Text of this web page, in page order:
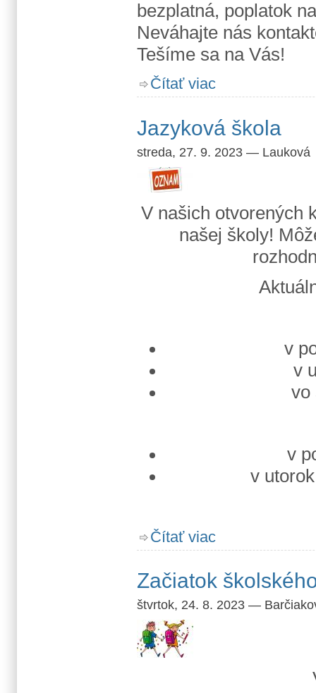
bezplatná, poplatok
Neváhajte nás
Tešíme sa na Vás!
Čítať viac
Jazyková škola
streda, 27. 9. 2023 — Lauková
V našich otvorených
našej školy!
v
v
vo
v
v
Čítať viac
Začiatok
štvrtok, 24. 8. 2023 —